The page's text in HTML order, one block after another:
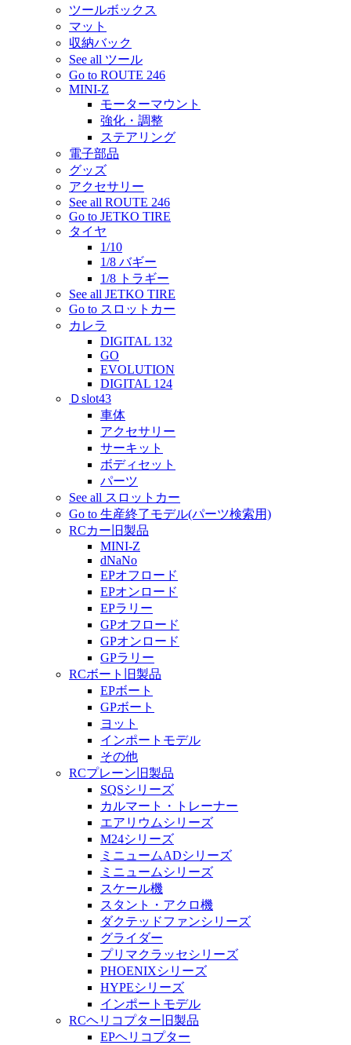
ツールボックス
マット
収納バック
See all ツール
Go to ROUTE 246
MINI-Z
モーターマウント
強化・調整
ステアリング
電子部品
グッズ
アクセサリー
See all ROUTE 246
Go to JETKO TIRE
タイヤ
1/10
1/8 バギー
1/8 トラギー
See all JETKO TIRE
Go to スロットカー
カレラ
DIGITAL 132
GO
EVOLUTION
DIGITAL 124
Ｄslot43
車体
アクセサリー
サーキット
ボディセット
パーツ
See all スロットカー
Go to 生産終了モデル(パーツ検索用)
RCカー旧製品
MINI-Z
dNaNo
EPオフロード
EPオンロード
EPラリー
GPオフロード
GPオンロード
GPラリー
RCボート旧製品
EPボート
GPボート
ヨット
インポートモデル
その他
RCプレーン旧製品
SQSシリーズ
カルマート・トレーナー
エアリウムシリーズ
M24シリーズ
ミニュームADシリーズ
ミニュームシリーズ
スケール機
スタント・アクロ機
ダクテッドファンシリーズ
グライダー
プリマクラッセシリーズ
PHOENIXシリーズ
HYPEシリーズ
インポートモデル
RCヘリコプター旧製品
EPヘリコプター